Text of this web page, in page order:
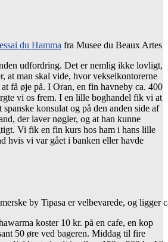
du Hamma fra Musee du Beaux Artes
udfordring. Det er nemlig ikke lovligt,
at man skal vide, hvor vekselkontorerne
få øje på. I Oran, en fin havneby ca. 400
vi os frem. I en lille boghandel fik vi at
konsulat og på den anden side af
der laver nøgler, og at han kunne
Vi fik en fin kurs hos ham i hans lille
hvis vi var gået i banken eller havde
by Tipasa er velbevarede, og ligger
koster 10 kr. på en cafe, en kop
50 øre ved bageren. Middag til fire